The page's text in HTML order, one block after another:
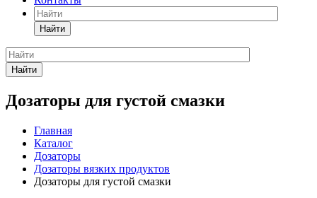
Найти
Найти
Дозаторы для густой смазки
Главная
Каталог
Дозаторы
Дозаторы вязких продуктов
Дозаторы для густой смазки